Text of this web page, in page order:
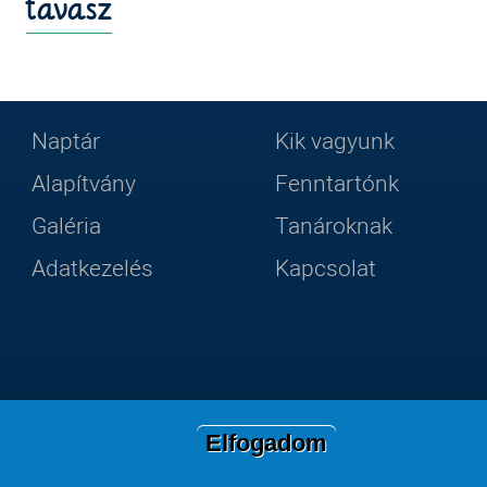
Lábléc
2
Naptár
Alapítvány
Galéria
Adatkezelés
Footer
menu
Kik vagyunk
Fenntartónk
Tanároknak
Kapcsolat
Elfogadom